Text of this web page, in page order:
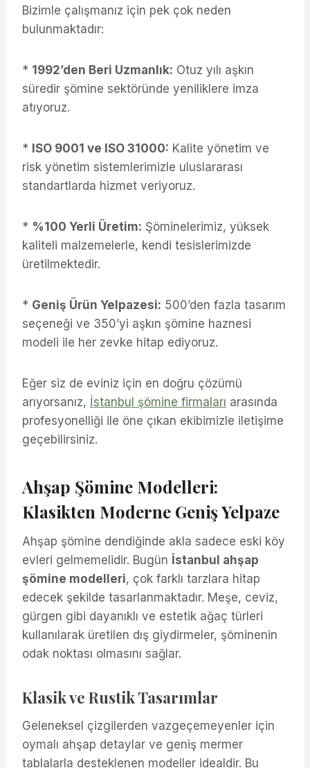
Bizimle çalışmanız için pek çok neden
bulunmaktadır:
* 1992’den Beri Uzmanlık: Otuz yılı aşkın
süredir şömine sektöründe yeniliklere imza
atıyoruz.
* ISO 9001 ve ISO 31000: Kalite yönetim ve
risk yönetim sistemlerimizle uluslararası
standartlarda hizmet veriyoruz.
* %100 Yerli Üretim: Şöminelerimiz, yüksek
kaliteli malzemelerle, kendi tesislerimizde
üretilmektedir.
* Geniş Ürün Yelpazesi: 500’den fazla tasarım
seçeneği ve 350’yi aşkın şömine haznesi
modeli ile her zevke hitap ediyoruz.
Eğer siz de eviniz için en doğru çözümü
arıyorsanız, İstanbul şömine firmaları arasında
profesyonelliği ile öne çıkan ekibimizle iletişime
geçebilirsiniz.
Ahşap Şömine Modelleri:
Klasikten Moderne Geniş Yelpaze
Ahşap şömine dendiğinde akla sadece eski köy
evleri gelmemelidir. Bugün İstanbul ahşap
şömine modelleri, çok farklı tarzlara hitap
edecek şekilde tasarlanmaktadır. Meşe, ceviz,
gürgen gibi dayanıklı ve estetik ağaç türleri
kullanılarak üretilen dış giydirmeler, şöminenin
odak noktası olmasını sağlar.
Klasik ve Rustik Tasarımlar
Geleneksel çizgilerden vazgeçemeyenler için
oymalı ahşap detaylar ve geniş mermer
tablalarla desteklenen modeller idealdir. Bu